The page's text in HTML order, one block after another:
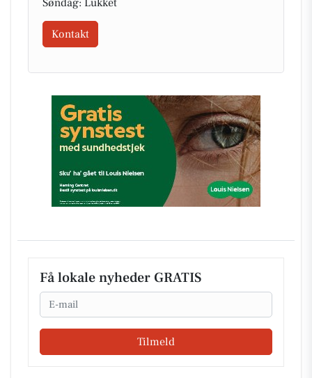
Søndag: Lukket
Kontakt
Få lokale nyheder GRATIS
Email
Tilmeld